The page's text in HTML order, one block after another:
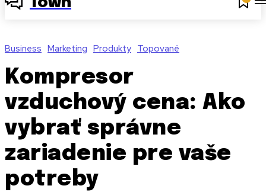
Business Marketing Produkty Topované
Kompresor
vzduchový cena: Ako
vybrať správne
zariadenie pre vaše
potreby